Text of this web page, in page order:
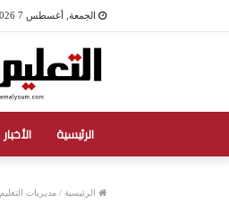
الجمعة, أغسطس 7 2026
الرئيسية الأخبار
الرئيسية / مديريات التعليم